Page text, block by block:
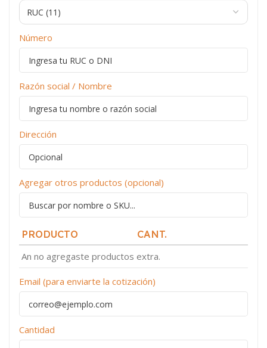
Número
Razón social / Nombre
Dirección
Agregar otros productos (opcional)
PRODUCTO CANT.
An no agregaste productos extra.
Email (para enviarte la cotización)
Cantidad